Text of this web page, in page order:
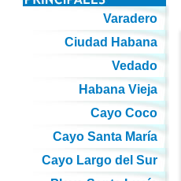
Varadero
Ciudad Habana
Vedado
Habana Vieja
Cayo Coco
Cayo Santa María
Cayo Largo del Sur